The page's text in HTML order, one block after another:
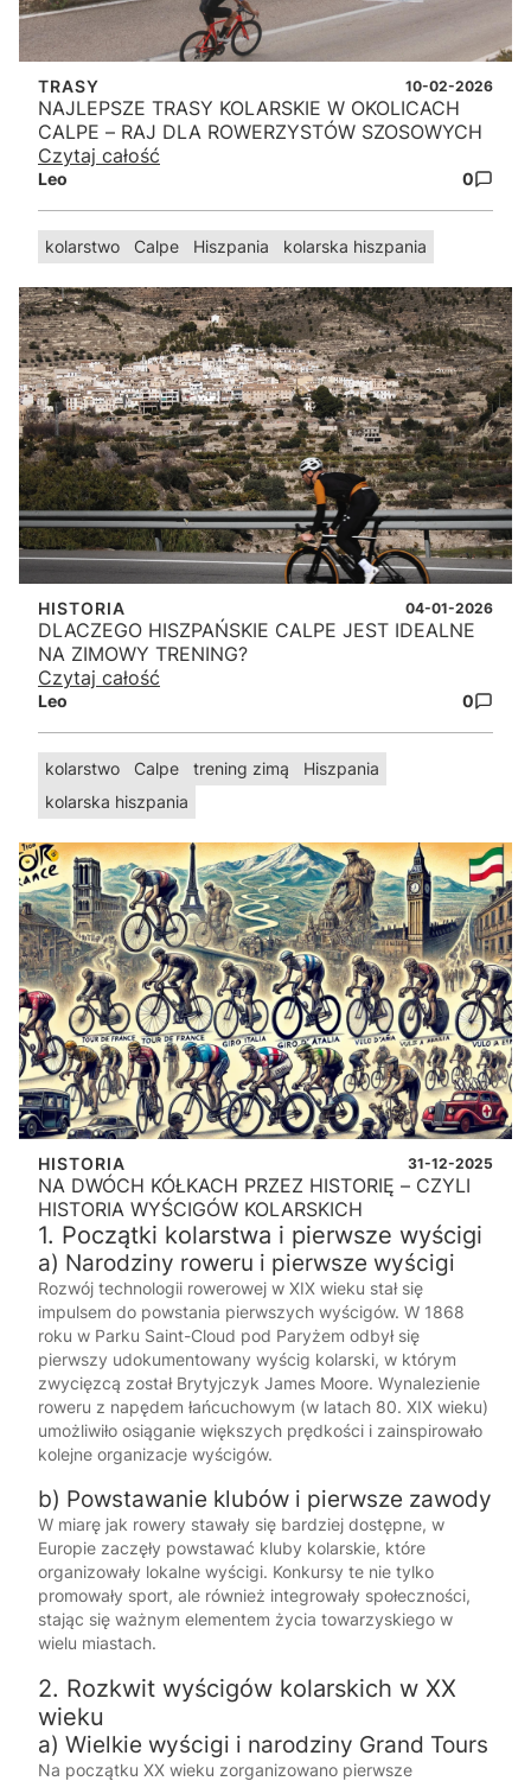
TRASY 10-02-2026
NAJLEPSZE TRASY KOLARSKIE W OKOLICACH
CALPE – RAJ DLA ROWERZYSTÓW SZOSOWYCH
Czytaj całość
Leo 0
kolarstwo Calpe Hiszpania kolarska hiszpania
HISTORIA 04-01-2026
DLACZEGO HISZPAŃSKIE CALPE JEST IDEALNE
NA ZIMOWY TRENING?
Czytaj całość
Leo 0
kolarstwo Calpe trening zimą
Hiszpania
kolarska hiszpania
HISTORIA 31-12-2025
NA DWÓCH KÓŁKACH PRZEZ HISTORIĘ – CZYLI
HISTORIA WYŚCIGÓW KOLARSKICH
1. Początki kolarstwa i pierwsze wyścigi
a) Narodziny roweru i pierwsze wyścigi
Rozwój technologii rowerowej w XIX wieku stał się
impulsem do powstania pierwszych wyścigów. W 1868
roku w Parku Saint-Cloud pod Paryżem odbył się
pierwszy udokumentowany wyścig kolarski, w którym
zwycięzcą został Brytyjczyk James Moore. Wynalezienie
roweru z napędem łańcuchowym (w latach 80. XIX wieku)
umożliwiło osiąganie większych prędkości i zainspirowało
kolejne organizacje wyścigów.
b) Powstawanie klubów i pierwsze zawody
W miarę jak rowery stawały się bardziej dostępne, w
Europie zaczęły powstawać kluby kolarskie, które
organizowały lokalne wyścigi. Konkursy te nie tylko
promowały sport, ale również integrowały społeczności,
stając się ważnym elementem życia towarzyskiego w
wielu miastach.
2. Rozkwit wyścigów kolarskich w XX
wieku
a) Wielkie wyścigi i narodziny Grand Tours
Na początku XX wieku zorganizowano pierwsze